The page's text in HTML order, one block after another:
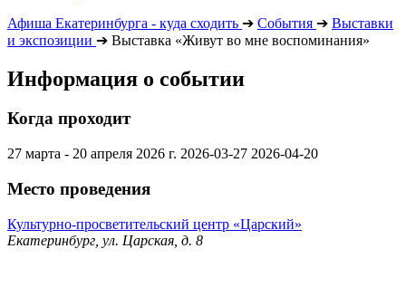
Афиша Екатеринбурга - куда сходить ➔ События ➔ Выставки
и экспозиции ➔ Выставка «Живут во мне воспоминания»
Информация о событии
Когда проходит
27 марта - 20 апреля 2026 г. 2026-03-27 2026-04-20
Место проведения
Культурно-просветительский центр «Царский»
Екатеринбург, ул. Царская, д. 8